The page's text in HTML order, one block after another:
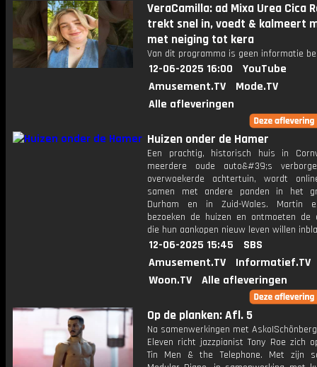
VeraCamilla: ad Mixa Urea Cica
trekt snel in, voedt & kalmeert
met neiging tot kera
Van dit programma is geen informatie
12-06-2025 16:00
YouTube
Amusement.TV
Mode.TV
Alle afleveringen
Huizen onder de Hamer
Een prachtig, historisch huis in
meerdere oude auto&#39;s
overwoekerde achtertuin, wordt
samen met andere panden in het
Durham en in Zuid-Wales. Martin
bezoeken de huizen en ontmoeten de
die hun aankopen nieuw leven willen
12-06-2025 15:45
SBS
Amusement.TV
Informatief.TV
Woon.TV
Alle afleveringen
Op de planken: Afl. 5
Na samenwerkingen met
Eleven richt jazzpianist Tony Roe zich
Tin Men & the Telephone. Met zijn